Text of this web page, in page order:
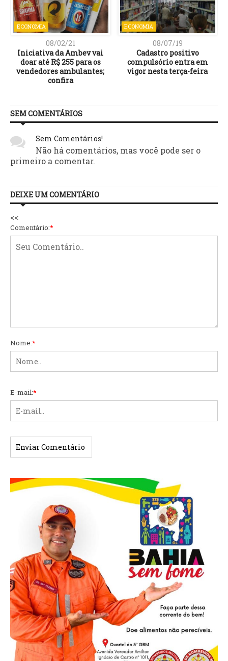
ECONOMIA
08/02/21
Iniciativa da Ambev vai
doar até R$ 255 para os
vendedores ambulantes;
confira
ECONOMIA
08/07/19
Cadastro positivo
compulsório entra em
vigor nesta terça-feira
SEM COMENTÁRIOS
Sem Comentários!
Não há comentários, mas você pode ser o
primeiro a comentar.
DEIXE UM COMENTÁRIO
<<
Comentário:*
Nome:*
E-mail:*